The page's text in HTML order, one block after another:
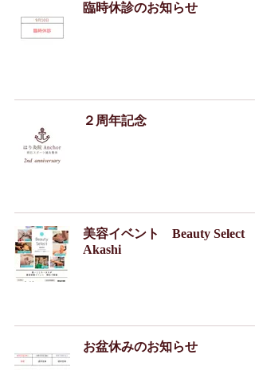
臨時休診のお知らせ
２周年記念
美容イベント Beauty Select
Akashi
お盆休みのお知らせ